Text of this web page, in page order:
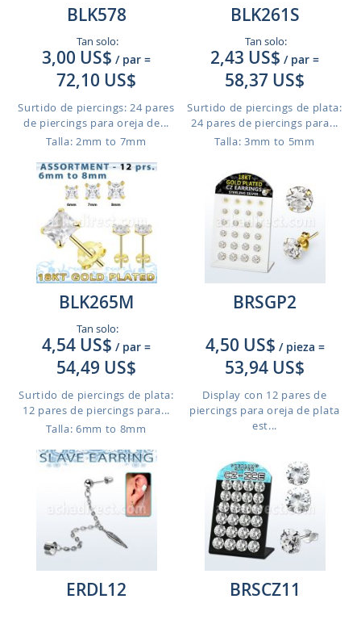
BLK578
Tan solo:
3,00 US$ / par =
72,10 US$
Surtido de piercings: 24 pares
de piercings para oreja de...
Talla: 2mm to 7mm
BLK261S
Tan solo:
2,43 US$ / par =
58,37 US$
Surtido de piercings de plata:
24 pares de piercings para...
Talla: 3mm to 5mm
BLK265M
Tan solo:
4,54 US$ / par =
54,49 US$
Surtido de piercings de plata:
12 pares de piercings para...
Talla: 6mm to 8mm
BRSGP2
4,50 US$ / pieza =
53,94 US$
Display con 12 pares de
piercings para oreja de plata
est...
ERDL12
BRSCZ11